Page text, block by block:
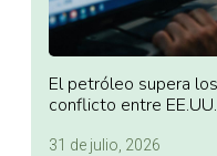
El petróleo supera
conflicto entre
31 de julio, 2026